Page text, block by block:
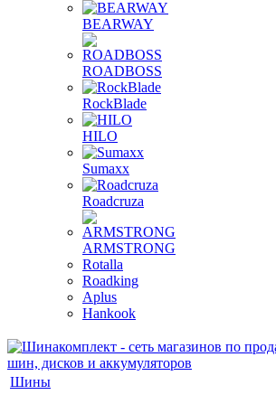
BEARWAY
ROADBOSS
RockBlade
HILO
Sumaxx
Roadcruza
ARMSTRONG
Rotalla
Roadking
Aplus
Hankook
Шины